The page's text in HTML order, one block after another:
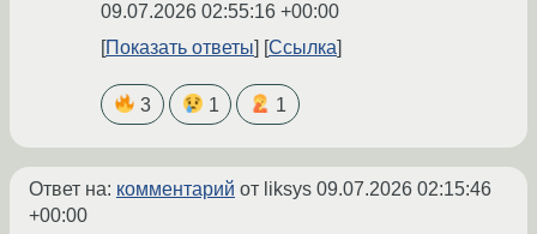
09.07.2026 02:55:16 +00:00
Показать ответы
Ссылка
3 1 1
Ответ на: комментарий от liksys 09.07.2026 02:15:46
+00:00